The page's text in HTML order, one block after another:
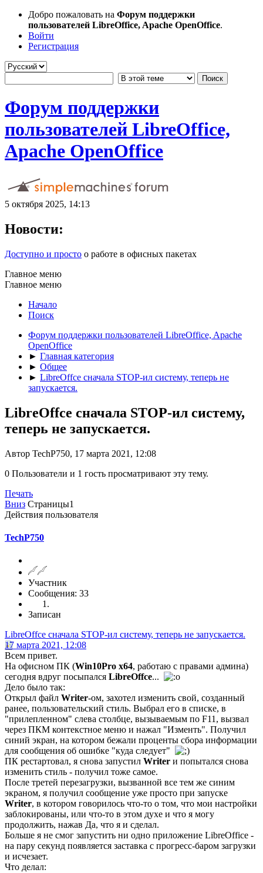
Добро пожаловать на Форум поддержки
пользователей LibreOffice, Apache OpenOffice.
Войти
Регистрация
Форум поддержки
пользователей LibreOffice,
Apache OpenOffice
5 октября 2025, 14:13
Новости:
Доступно и просто о работе в офисных пакетах
Главное меню
Главное меню
Начало
Поиск
Форум поддержки пользователей LibreOffice, Apache
OpenOffice
► Главная категория
► Общее
► LibreOffce сначала STOP-ил систему, теперь не
запускается.
LibreOffce сначала STOP-ил систему,
теперь не запускается.
Автор TechP750, 17 марта 2021, 12:08
0 Пользователи и 1 гость просматривают эту тему.
Печать
Вниз Страницы1
Действия пользователя
TechP750
Участник
Сообщения: 33
Записан
LibreOffce сначала STOP-ил систему, теперь не запускается.
17 марта 2021, 12:08
Всем привет.
На офисном ПК (Win10Pro x64, работаю с правами админа)
сегодня вдруг посыпался LibreOffce...
Дело было так:
Открыл файл Writer-ом, захотел изменить свой, созданный
ранее, пользовательский стиль. Выбрал его в списке, в
"прилепленном" слева столбце, вызываемым по F11, вызвал
через ПКМ контекстное меню и нажал "Изменть". Получил
синий экран, на котором бежали проценты сбора информации
для сообщения об ошибке "куда следует"
ПК рестартовал, я снова запустил Writer и попытался снова
изменить стиль - получил тоже самое.
После третей перезагрузки, вызванной все тем же синим
экраном, я получил сообщение уже просто при запуске
Writer, в котором говорилось что-то о том, что мои настройки
заблокированы, или что-то в этом духе и что я могу
продолжить, нажав Да, что я и сделал.
Больше я не смог запустить ни одно приложение LibreOffice -
на пару секунд появляется заставка с прогресс-баром загрузки
и исчезает.
Что делал: